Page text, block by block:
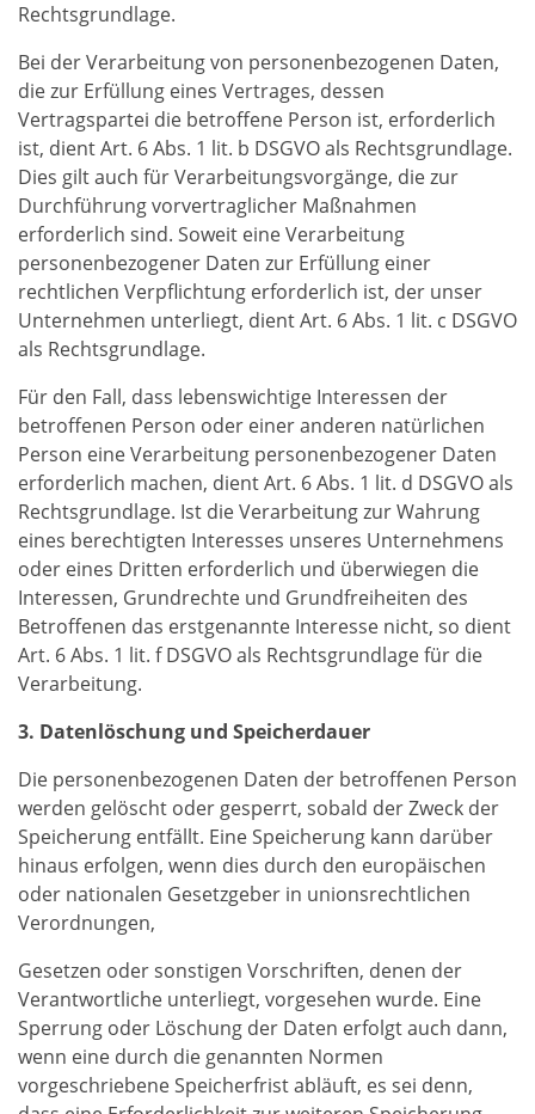
Rechtsgrundlage.
Bei der Verarbeitung von personenbezogenen Daten,
die zur Erfüllung eines Vertrages, dessen
Vertragspartei die betroffene Person ist, erforderlich
ist, dient Art. 6 Abs. 1 lit. b DSGVO als Rechtsgrundlage.
Dies gilt auch für Verarbeitungsvorgänge, die zur
Durchführung vorvertraglicher Maßnahmen
erforderlich sind. Soweit eine Verarbeitung
personenbezogener Daten zur Erfüllung einer
rechtlichen Verpflichtung erforderlich ist, der unser
Unternehmen unterliegt, dient Art. 6 Abs. 1 lit. c DSGVO
als Rechtsgrundlage.
Für den Fall, dass lebenswichtige Interessen der
betroffenen Person oder einer anderen natürlichen
Person eine Verarbeitung personenbezogener Daten
erforderlich machen, dient Art. 6 Abs. 1 lit. d DSGVO als
Rechtsgrundlage. Ist die Verarbeitung zur Wahrung
eines berechtigten Interesses unseres Unternehmens
oder eines Dritten erforderlich und überwiegen die
Interessen, Grundrechte und Grundfreiheiten des
Betroffenen das erstgenannte Interesse nicht, so dient
Art. 6 Abs. 1 lit. f DSGVO als Rechtsgrundlage für die
Verarbeitung.
3. Datenlöschung und Speicherdauer
Die personenbezogenen Daten der betroffenen Person
werden gelöscht oder gesperrt, sobald der Zweck der
Speicherung entfällt. Eine Speicherung kann darüber
hinaus erfolgen, wenn dies durch den europäischen
oder nationalen Gesetzgeber in unionsrechtlichen
Verordnungen,
Gesetzen oder sonstigen Vorschriften, denen der
Verantwortliche unterliegt, vorgesehen wurde. Eine
Sperrung oder Löschung der Daten erfolgt auch dann,
wenn eine durch die genannten Normen
vorgeschriebene Speicherfrist abläuft, es sei denn,